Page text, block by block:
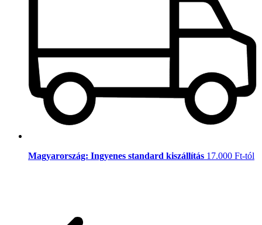
Magyarország: Ingyenes standard kiszállítás 17.000 Ft-tól